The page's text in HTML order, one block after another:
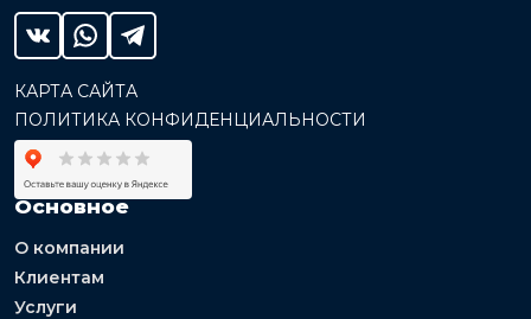
КАРТА САЙТА
ПОЛИТИКА КОНФИДЕНЦИАЛЬНОСТИ
Основное
О компании
Клиентам
Услуги